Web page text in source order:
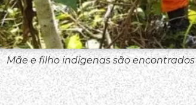
Mãe e filho indígenas são